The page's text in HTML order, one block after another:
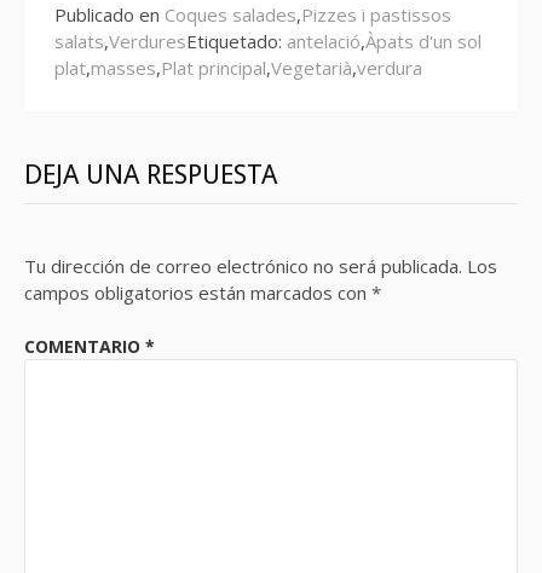
Publicado en Coques salades,Pizzes i pastissos
salats,VerduresEtiquetado: antelació,Àpats d'un sol
plat,masses,Plat principal,Vegetarià,verdura
DEJA UNA RESPUESTA
Tu dirección de correo electrónico no será publicada. Los
campos obligatorios están marcados con *
COMENTARIO *